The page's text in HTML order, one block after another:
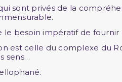
sont privés de la
le besoin impératif de
est celle du complexe du
sens…